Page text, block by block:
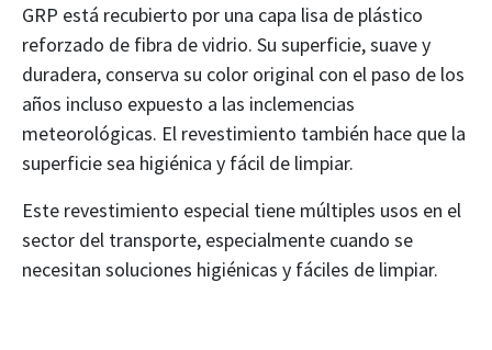
GRP está recubierto por una capa lisa de plástico
reforzado de fibra de vidrio. Su superficie, suave y
duradera, conserva su color original con el paso de los
años incluso expuesto a las inclemencias
meteorológicas. El revestimiento también hace que la
superficie sea higiénica y fácil de limpiar.
Este revestimiento especial tiene múltiples usos en el
sector del transporte, especialmente cuando se
necesitan soluciones higiénicas y fáciles de limpiar.